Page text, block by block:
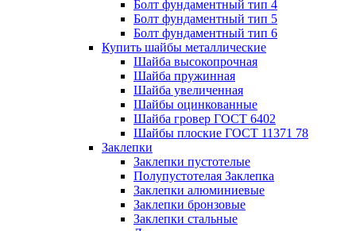
Болт фундаментный тип 4
Болт фундаментный тип 5
Болт фундаментный тип 6
Купить шайбы металлические
Шайба высокопрочная
Шайба пружинная
Шайба увеличенная
Шайбы оцинкованные
Шайба гровер ГОСТ 6402
Шайбы плоские ГОСТ 11371 78
Заклепки
Заклепки пустотелые
Полупустотелая Заклепка
Заклепки алюминиевые
Заклепки бронзовые
Заклепки стальные